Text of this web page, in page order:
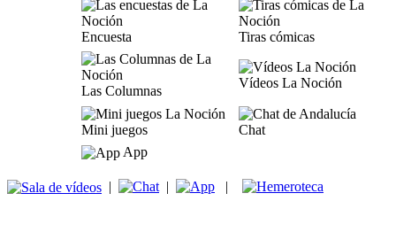
Encuesta Tiras cómicas
Las Columnas
Vídeos La Noción
Mini juegos
Chat
App
| | |